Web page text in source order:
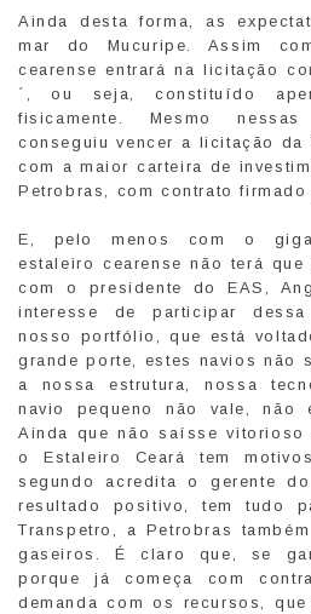
Ainda desta forma, as
mar do Mucuripe. Assim
cearense entrará na licitação
´, ou seja, constituído
fisicamente. Mesmo
conseguiu vencer a licitação da
com a maior carteira de
Petrobras, com contrato firmado
E, pelo menos com o
estaleiro cearense não terá que
com o presidente do EAS,
interesse de participar
nosso portfólio, que está
grande porte, estes navios não
a nossa estrutura, nossa
navio pequeno não vale, não
Ainda que não saísse vitorioso
o Estaleiro Ceará tem
segundo acredita o gerente
resultado positivo, tem tudo
Transpetro, a Petrobras
gaseiros. É claro que, se
porque já começa com
demanda com os recursos,